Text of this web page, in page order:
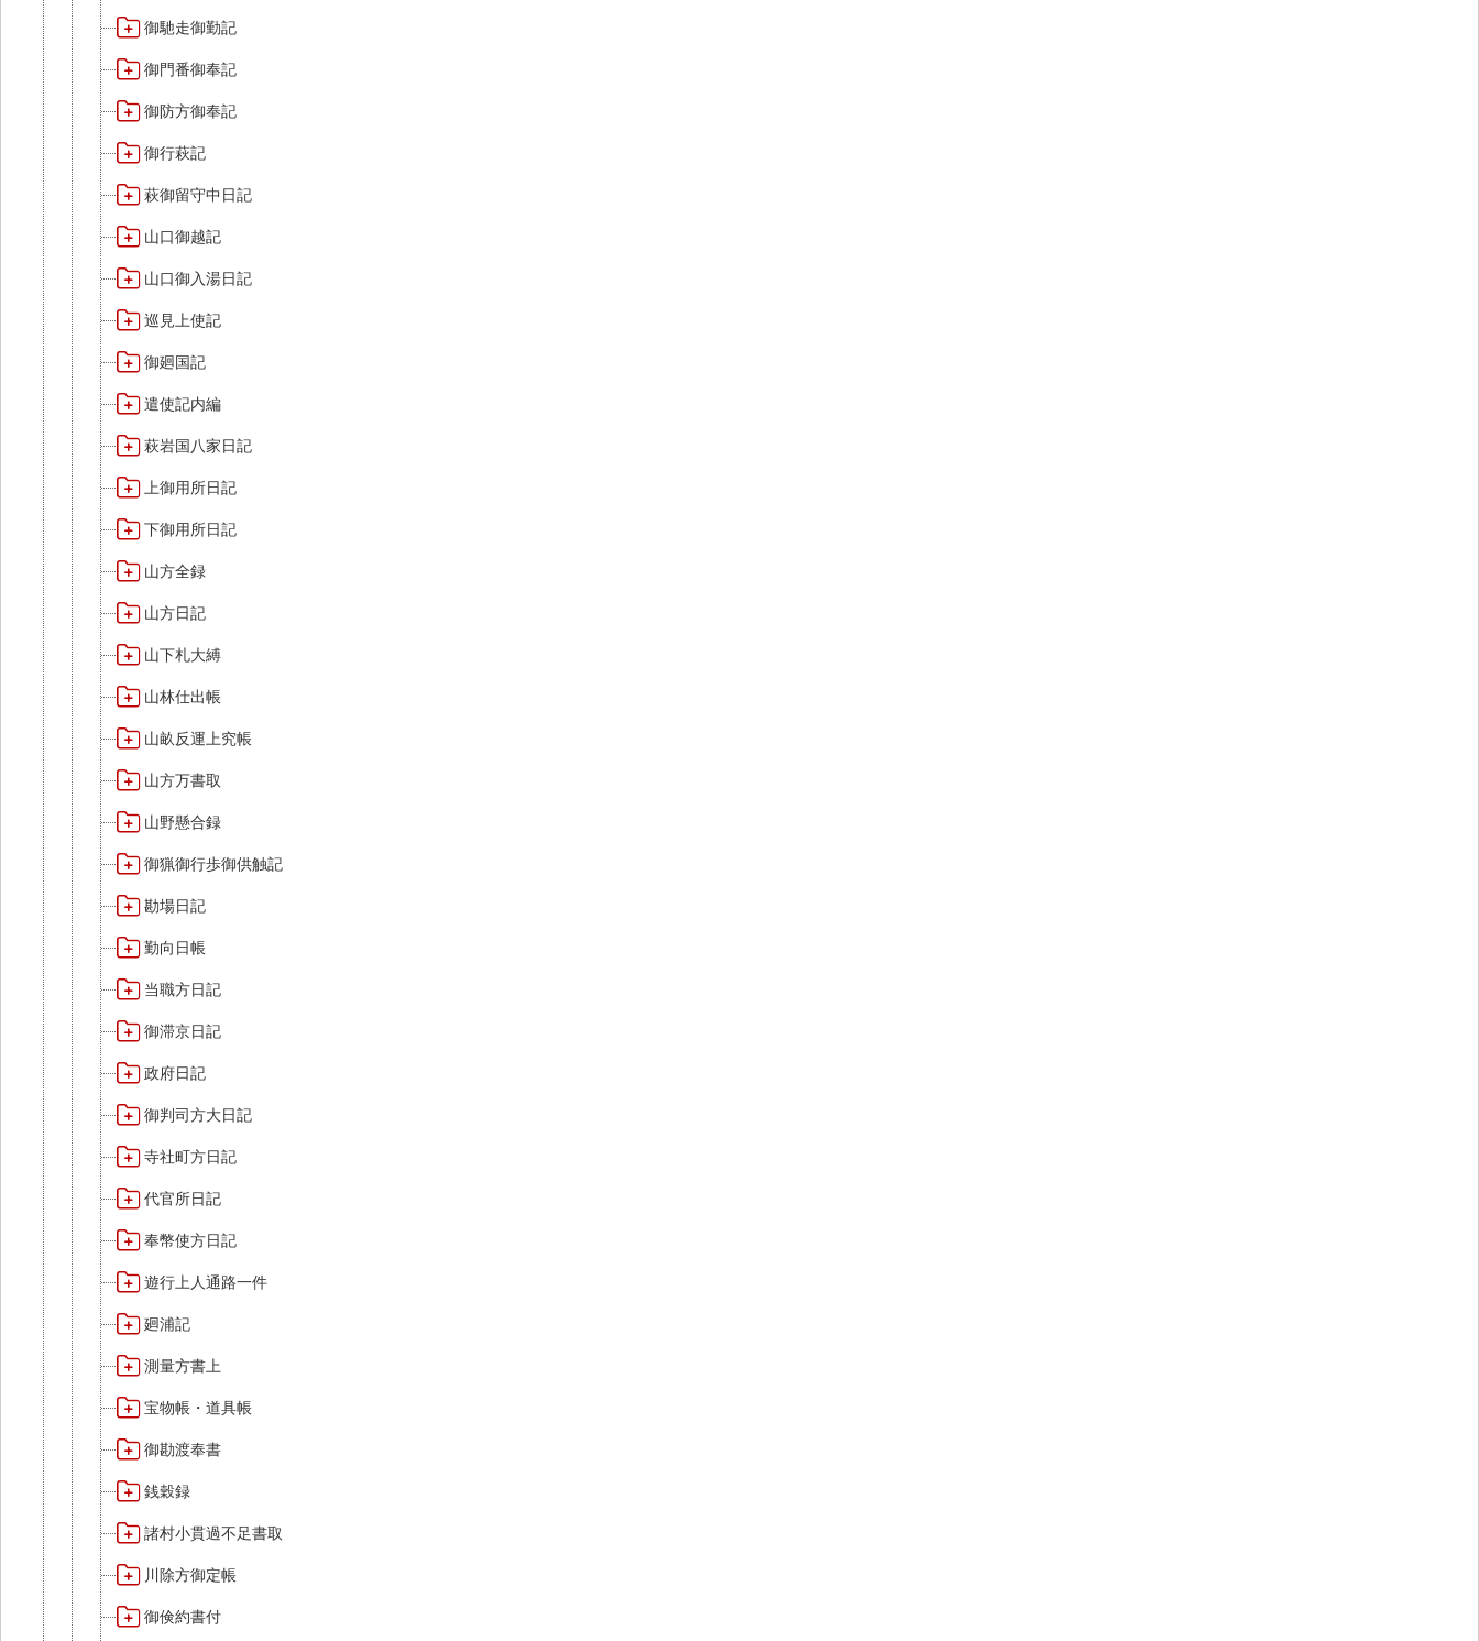
御馳走御勤記
御門番御奉記
御防方御奉記
御行萩記
萩御留守中日記
山口御越記
山口御入湯日記
巡見上使記
御廻国記
遣使記内編
萩岩国八家日記
上御用所日記
下御用所日記
山方全録
山方日記
山下札大縛
山林仕出帳
山畝反運上究帳
山方万書取
山野懸合録
御猟御行歩御供触記
勘場日記
勤向日帳
当職方日記
御滞京日記
政府日記
御判司方大日記
寺社町方日記
代官所日記
奉幣使方日記
遊行上人通路一件
廻浦記
測量方書上
宝物帳・道具帳
御勘渡奉書
銭穀録
諸村小貫過不足書取
川除方御定帳
御倹約書付